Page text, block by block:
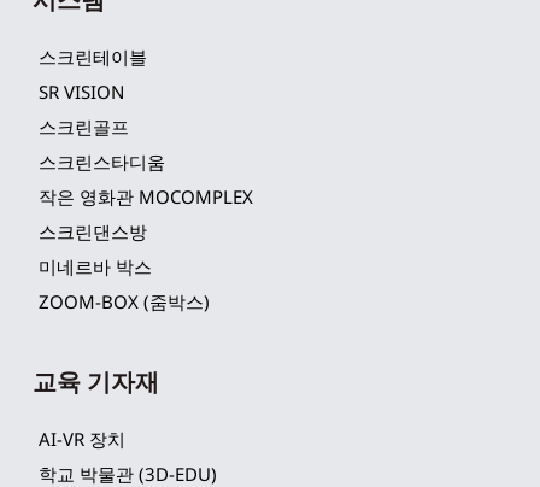
스크린테이블
SR VISION
스크린골프
스크린스타디움
작은 영화관 MOCOMPLEX
스크린댄스방
미네르바 박스
ZOOM-BOX (줌박스)
교육 기자재
AI-VR 장치
학교 박물관 (3D-EDU)